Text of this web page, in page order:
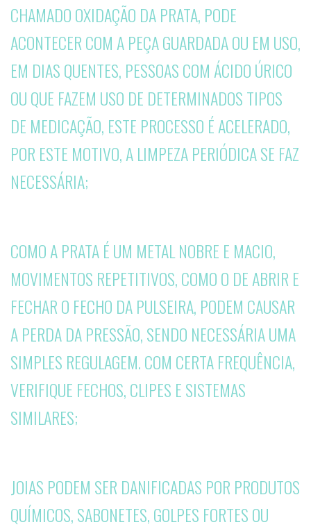
CHAMADO OXIDAÇÃO DA PRATA, PODE
ACONTECER COM A PEÇA GUARDADA OU EM USO,
EM DIAS QUENTES, PESSOAS COM ÁCIDO ÚRICO
OU QUE FAZEM USO DE DETERMINADOS TIPOS
DE MEDICAÇÃO, ESTE PROCESSO É ACELERADO,
POR ESTE MOTIVO, A LIMPEZA PERIÓDICA SE FAZ
NECESSÁRIA;
COMO A PRATA É UM METAL NOBRE E MACIO,
MOVIMENTOS REPETITIVOS, COMO O DE ABRIR E
FECHAR O FECHO DA PULSEIRA, PODEM CAUSAR
A PERDA DA PRESSÃO, SENDO NECESSÁRIA UMA
SIMPLES REGULAGEM. COM CERTA FREQUÊNCIA,
VERIFIQUE FECHOS, CLIPES E SISTEMAS
SIMILARES;
JOIAS PODEM SER DANIFICADAS POR PRODUTOS
QUÍMICOS, SABONETES, GOLPES FORTES OU